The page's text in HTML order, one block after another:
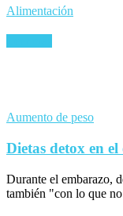
Alimentación
Aumento de peso
Dietas detox en
Durante el embarazo,
también "con lo que